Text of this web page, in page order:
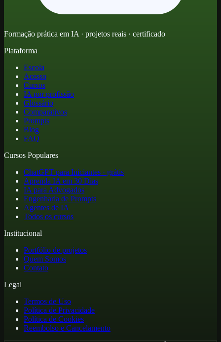
Formação prática em IA · projetos reais · certificado
Plataforma
Escola
Acesso
Cursos
IA por profissão
Glossário
Comparativos
Prompts
Blog
FAQ
Cursos Populares
ChatGPT para Iniciantes · grátis
Aprenda IA em 30 Dias
IA para Advogados
Engenharia de Prompts
Agentes de IA
Todos os cursos
Institucional
Portfólio de projetos
Quem Somos
Contato
Legal
Termos de Uso
Política de Privacidade
Política de Cookies
Reembolso e Cancelamento